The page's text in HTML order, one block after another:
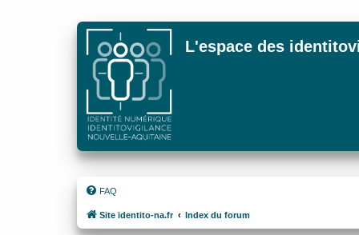
L'espace des
FAQ
Site identito-na.fr Index du forum